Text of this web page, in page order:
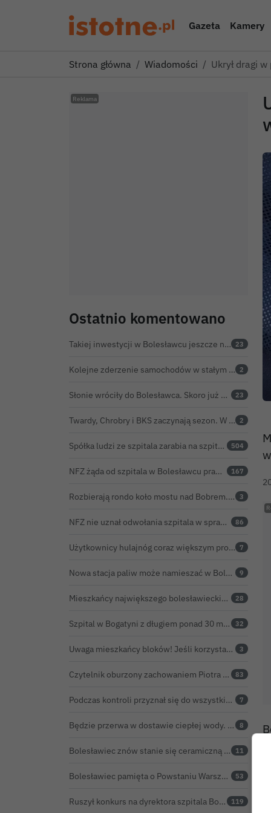
Gazeta Kamery
Strona główna Wiadomości Ukrył dragi
Ostatnio komentowano
Takiej inwestycji w Bolesławcu jeszcze nie było 23
Kolejne zderzenie samochodów w stałym punkcie na obwodnicy Bolesławca 2
Słonie wróciły do Bolesławca. Skoro już są, powinny dostać imiona? 23
Twardy, Chrobry i BKS zaczynają sezon. W Nowogrodźcu derby i pomoc dla Jakuba w powrocie do zdrowia 2
Spółka ludzi ze szpitala zarabia na szpitalu w Bolesławcu. Kwoty pozostają tajne 504
NFZ żąda od szpitala w Bolesławcu prawie 5,9 mln zł. Potężny cios po kontroli rozliczeń 167
Rozbierają rondo koło mostu nad Bobrem. Powstanie tu rondo turbinowe 3
NFZ nie uznał odwołania szpitala w sprawie prawie 5,9 mln zł. Barczyk: rozważamy sąd 86
Użytkownicy hulajnóg coraz większym problemem. Czy Bolesławiec powinien pójść śladem Gniezna? 7
Nowa stacja paliw może namieszać w Bolesławcu. Ceny mogą być niższe nawet o 30 groszy na litrze 9
Mieszkańcy największego bolesławieckiego osiedla będą mieli nowy market 28
Szpital w Bogatyni z długiem ponad 30 mln zł. Ratunkiem ma być połączenie z Bolesławcem 32
Uwaga mieszkańcy bloków! Jeśli korzystacie z tzw. junkersów, przeczytajcie to koniecznie 3
Czytelnik oburzony zachowaniem Piotra Romana na rocznicy prezydentury Karola Nawrockiego. Obejrzeliśmy nagranie 83
Podczas kontroli przyznał się do wszystkiego. Kierowca natychmiast stracił prawo jazdy 7
Będzie przerwa w dostawie ciepłej wody. ZEC Bolesławiec zapowiada prace remontowe 8
Bolesławiec znów stanie się ceramiczną stolicą Polski. Zbliża się 32. Święto Ceramiki 11
Bolesławiec pamięta o Powstaniu Warszawskim oraz o walce powstańców z faszyzmem 53
Ruszył konkurs na dyrektora szpitala Bolesławiec-Zgorzelec. Rozstrzygnięcie już w czerwcu? 119